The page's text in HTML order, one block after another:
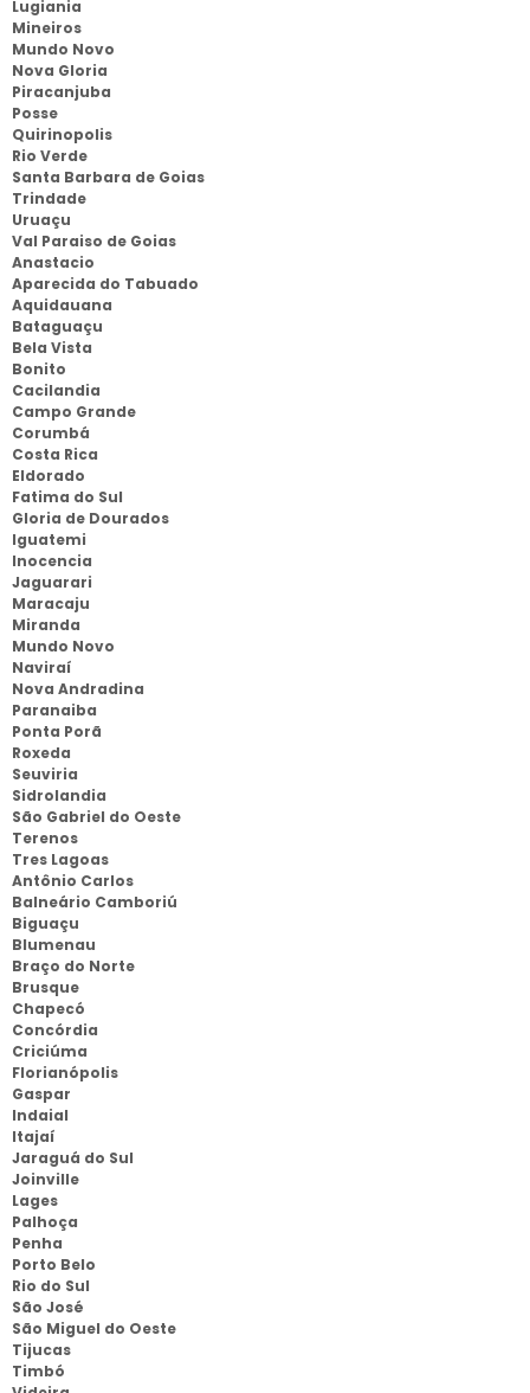
Lugiania
Mineiros
Mundo Novo
Nova Gloria
Piracanjuba
Posse
Quirinopolis
Rio Verde
Santa Barbara de Goias
Trindade
Uruaçu
Val Paraiso de Goias
Anastacio
Aparecida do Tabuado
Aquidauana
Bataguaçu
Bela Vista
Bonito
Cacilandia
Campo Grande
Corumbá
Costa Rica
Eldorado
Fatima do Sul
Gloria de Dourados
Iguatemi
Inocencia
Jaguarari
Maracaju
Miranda
Mundo Novo
Naviraí
Nova Andradina
Paranaiba
Ponta Porã
Roxeda
Seuviria
Sidrolandia
São Gabriel do Oeste
Terenos
Tres Lagoas
Antônio Carlos
Balneário Camboriú
Biguaçu
Blumenau
Braço do Norte
Brusque
Chapecó
Concórdia
Criciúma
Florianópolis
Gaspar
Indaial
Itajaí
Jaraguá do Sul
Joinville
Lages
Palhoça
Penha
Porto Belo
Rio do Sul
São José
São Miguel do Oeste
Tijucas
Timbó